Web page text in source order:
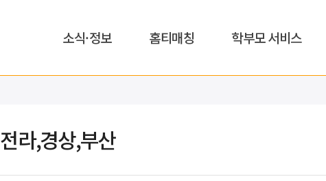
소식·정보 홈티매칭 학부모 서비스
전라,경상,부산